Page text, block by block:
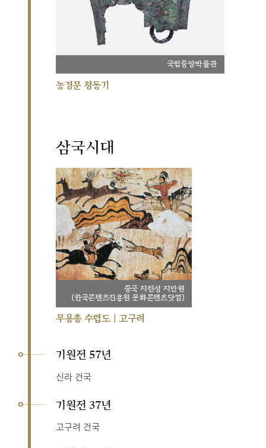
국립중앙박물관
농경문 청동기
삼국시대
중국 지린성 지안현
(한국콘텐츠진흥원 문화콘텐츠닷컴)
무용총 수렵도 | 고구려
기원전 57년
신라 건국
기원전 37년
고구려 건국